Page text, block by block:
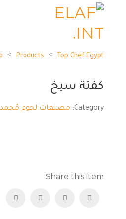
Top Chef Egypt
>
Products
>
كفتة سيخ
Category: مصنعات لحوم
Share this item: